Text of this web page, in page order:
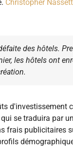
Christopher
des hôtels.
les hôtels ont
se traduira par
frais publicitaires